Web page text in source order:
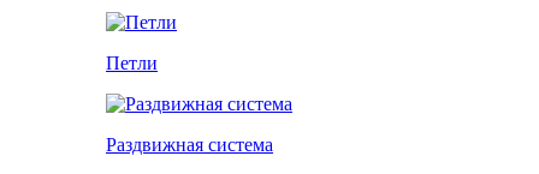
Петли
Раздвижная система